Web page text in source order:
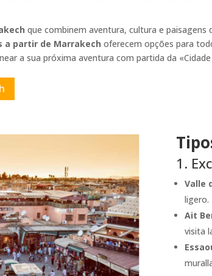
que combinem aventura, cultura e
a partir de Marrakech oferecem opções para
a sua próxima aventura com partida da «Cidade
1.
Valle
ligero.
Ait
visita